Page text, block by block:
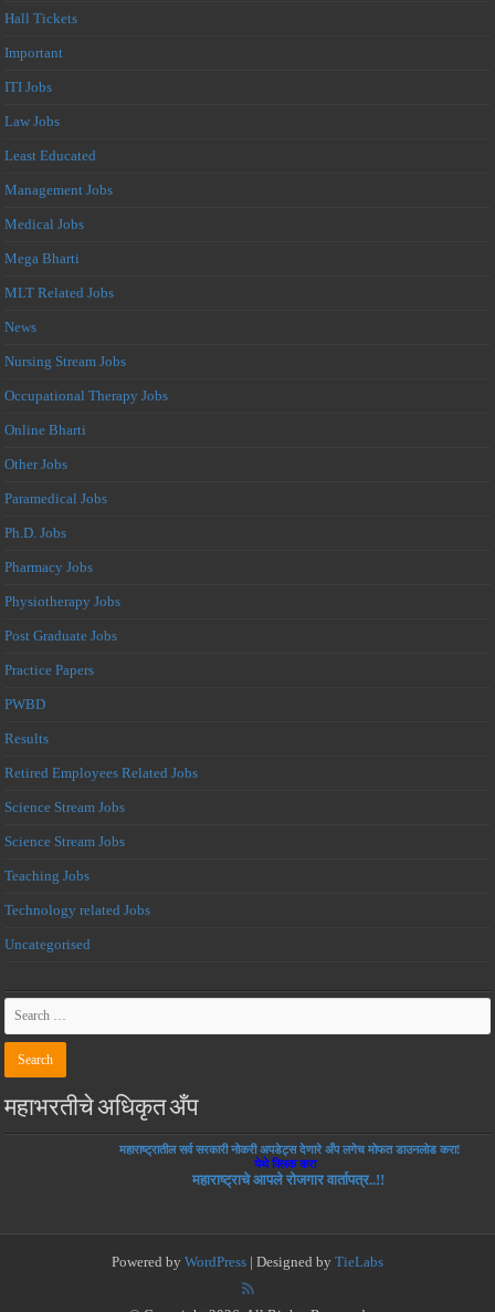
Hall Tickets
Important
ITI Jobs
Law Jobs
Least Educated
Management Jobs
Medical Jobs
Mega Bharti
MLT Related Jobs
News
Nursing Stream Jobs
Occupational Therapy Jobs
Online Bharti
Other Jobs
Paramedical Jobs
Ph.D. Jobs
Pharmacy Jobs
Physiotherapy Jobs
Post Graduate Jobs
Practice Papers
PWBD
Results
Retired Employees Related Jobs
Science Stream Jobs
Science Stream Jobs
Teaching Jobs
Technology related Jobs
Uncategorised
महाभरतीचे अधिकृत अँप
महाराष्ट्रातील सर्व सरकारी नोकरी अपडेट्स देणारे अँप लगेच मोफत डाउनलोड करा!
येथे क्लिक करा
महाराष्ट्राचे आपले रोजगार वार्तापत्र..!!
Powered by WordPress | Designed by TieLabs